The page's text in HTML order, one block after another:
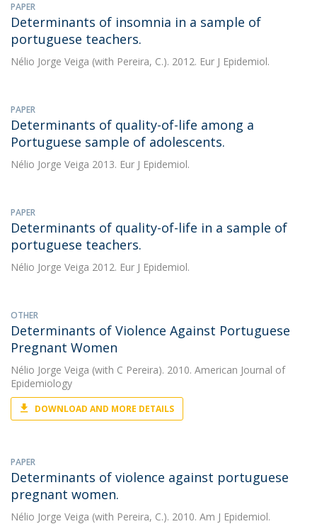
PAPER
Determinants of insomnia in a sample of
portuguese teachers.
Nélio Jorge Veiga (with Pereira, C.). 2012. Eur J Epidemiol.
PAPER
Determinants of quality-of-life among a
Portuguese sample of adolescents.
Nélio Jorge Veiga 2013. Eur J Epidemiol.
PAPER
Determinants of quality-of-life in a sample of
portuguese teachers.
Nélio Jorge Veiga 2012. Eur J Epidemiol.
OTHER
Determinants of Violence Against Portuguese
Pregnant Women
Nélio Jorge Veiga (with C Pereira). 2010. American Journal of
Epidemiology
DOWNLOAD AND MORE DETAILS
PAPER
Determinants of violence against portuguese
pregnant women.
Nélio Jorge Veiga (with Pereira, C.). 2010. Am J Epidemiol.